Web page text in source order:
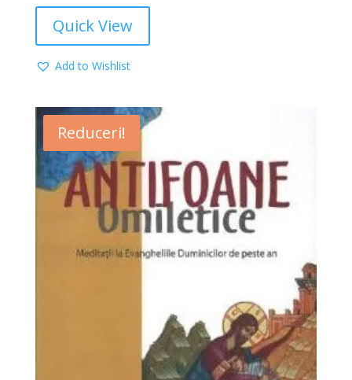
Quick View
Add to Wishlist
Reduceri!